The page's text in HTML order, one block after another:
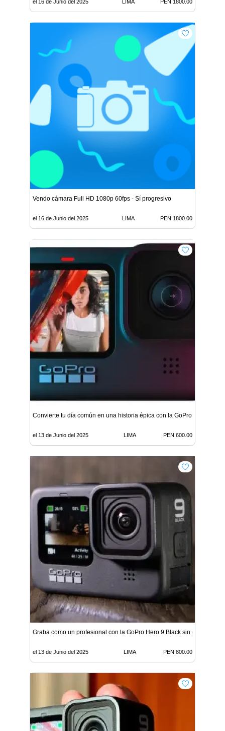
el 16 de Junio del 2025 LIMA PEN 1800.00
Vendo cámara Full HD 1080p 60fps - Sí progresivo
el 16 de Junio del 2025 LIMA PEN 1800.00
Convierte tu día común en una historia épica con la GoPro Hero 9
el 13 de Junio del 2025 LIMA PEN 600.00
Graba como un profesional con la GoPro Hero 9 Black sin gastar una
el 13 de Junio del 2025 LIMA PEN 800.00